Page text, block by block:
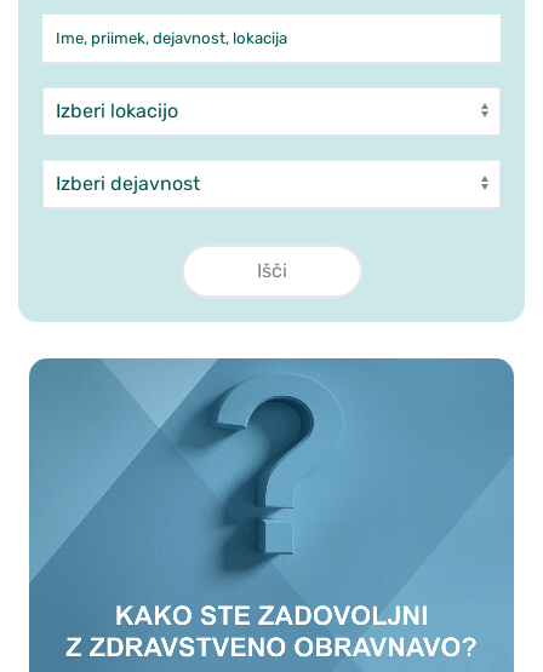
Iskanje po ambulantah in
Ime, priimek, dejavnost, lokacija
Enota
Dejavnost